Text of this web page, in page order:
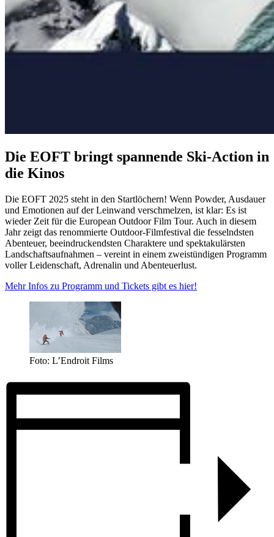
Die EOFT bringt spannende Ski-Action in
die Kinos
Die EOFT 2025 steht in den Startlöchern! Wenn Powder, Ausdauer
und Emotionen auf der Leinwand verschmelzen, ist klar: Es ist
wieder Zeit für die European Outdoor Film Tour. Auch in diesem
Jahr zeigt das renommierte Outdoor-Filmfestival die fesselndsten
Abenteuer, beeindruckendsten Charaktere und spektakulärsten
Landschaftsaufnahmen – vereint in einem zweistündigen Programm
voller Leidenschaft, Adrenalin und Abenteuerlust.
Mehr Infos zu Programm und Tickets gibt es hier!
Foto: L’Endroit Films